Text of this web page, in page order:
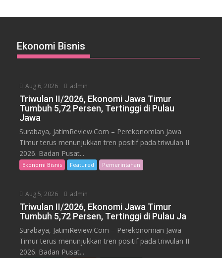
Ekonomi Bisnis
Aug 6, 2026 admin
Triwulan II/2026, Ekonomi Jawa Timur
Tumbuh 5,72 Persen, Tertinggi di Pulau
Jawa
Surabaya, JatimReview.Com – Perekonomian Jawa
Timur terus menunjukkan tren positif pada triwulan II
2026. Badan Pusat...
Ekonomi Bisnis Featured Pemerintahan
Aug 5, 2026 admin
Triwulan II/2026, Ekonomi Jawa Timur
Tumbuh 5,72 Persen, Tertinggi di Pulau Ja
Surabaya, JatimReview.Com – Perekonomian Jawa
Timur terus menunjukkan tren positif pada triwulan II
2026. Badan Pusat...